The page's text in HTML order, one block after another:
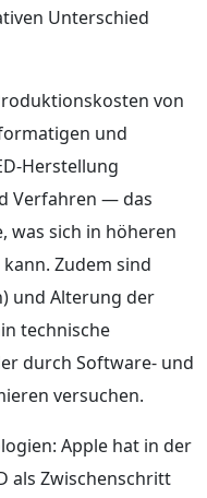
Unterschied
von
und
Herstellung
Verfahren — das
was sich in höheren
Zudem sind
und Alterung der
technische
durch Software- und
versuchen.
Apple hat in der
als Zwischenschritt